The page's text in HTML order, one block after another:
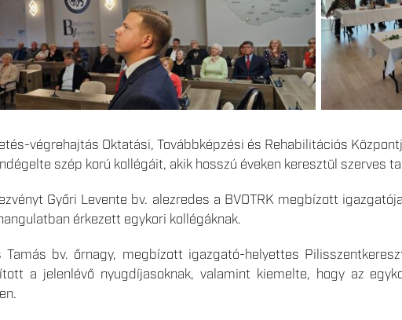
végrehajtás Oktatási, Továbbképzési és Rehabilitációs
szép korú kollégáit, akik hosszú éveken keresztül szerves
Győri Levente bv. alezredes a BVOTRK megbízott
érkezett egykori kollégáknak.
Tamás bv. őrnagy, megbízott igazgató-helyettes
a jelenlévő nyugdíjasoknak, valamint kiemelte, hogy az